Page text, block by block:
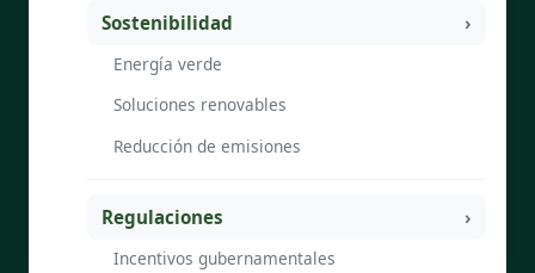
Sostenibilidad
Energía verde
Soluciones renovables
Reducción de emisiones
Regulaciones
Incentivos gubernamentales